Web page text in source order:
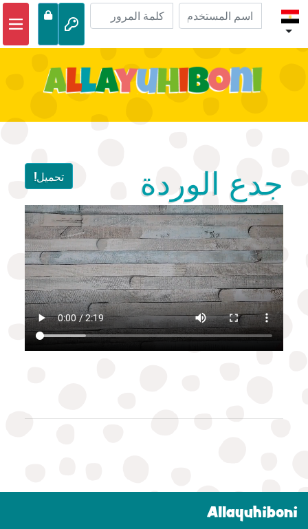
مغامرات الكتاب المقدس
أنشطة
جدع الوردة تحميل!
Allayuhiboni